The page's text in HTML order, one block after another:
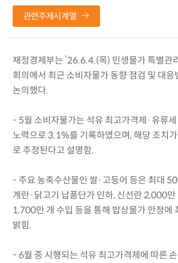
관련주제시계열
재정경제부는 ’26.6.4.(목) 민생물가 특별관
회의에서 최근 소비자물가 동향 점검 및 대응
논의했다.
- 5월 소비자물가는 석유 최고가격제·유류세
노력으로 3.1%를 기록하였으며, 해당 조치
로 추정된다고 설명함.
- 주요 농축수산물인 쌀·고등어 등은 최대
계란·닭고기 납품단가 인하, 신선란 2,000만
1,700만 개 수입 등을 통해 밥상물가 안정에
밝힘.
- 6월 중 시행되는 석유 최고가격제에 따른